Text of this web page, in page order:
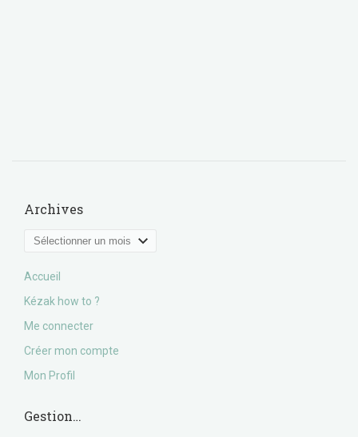
Archives
Archives
Accueil
Kézak how to ?
Me connecter
Créer mon compte
Mon Profil
Gestion…